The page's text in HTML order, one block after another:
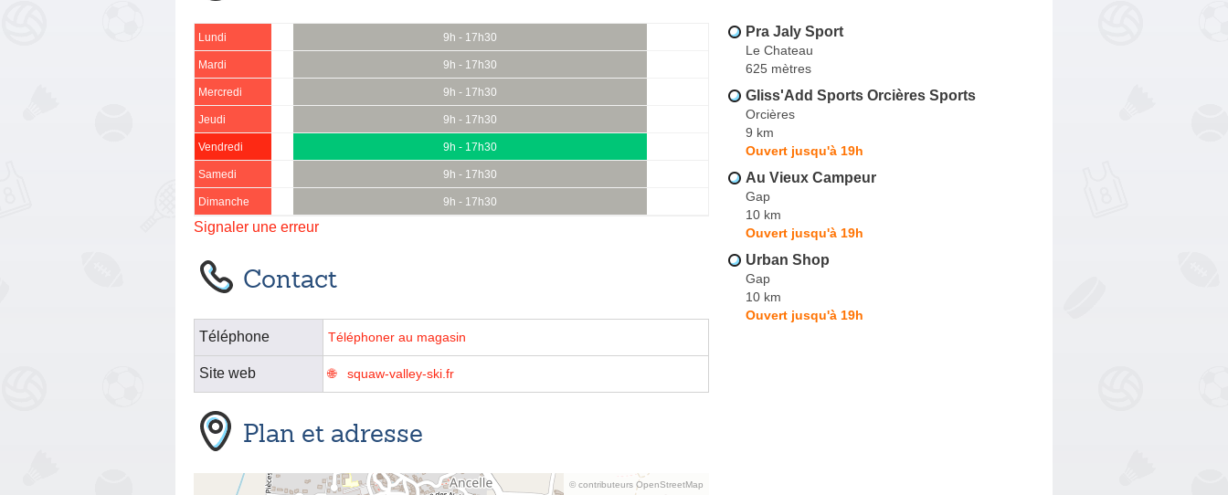
Lundi 9h - 17h30
Mardi 9h - 17h30
Mercredi 9h - 17h30
Jeudi 9h - 17h30
Vendredi 9h - 17h30
Samedi 9h - 17h30
Dimanche 9h - 17h30
Signaler une erreur
Contact
Téléphone Téléphoner au magasin
Site web squaw-valley-ski.fr
Plan et adresse
© contributeurs OpenStreetMap
Pra Jaly Sport
Le Chateau
625 mètres
Gliss'Add Sports Orcières Sports
Orcières
9 km
Ouvert jusqu'à 19h
Au Vieux Campeur
Gap
10 km
Ouvert jusqu'à 19h
Urban Shop
Gap
10 km
Ouvert jusqu'à 19h